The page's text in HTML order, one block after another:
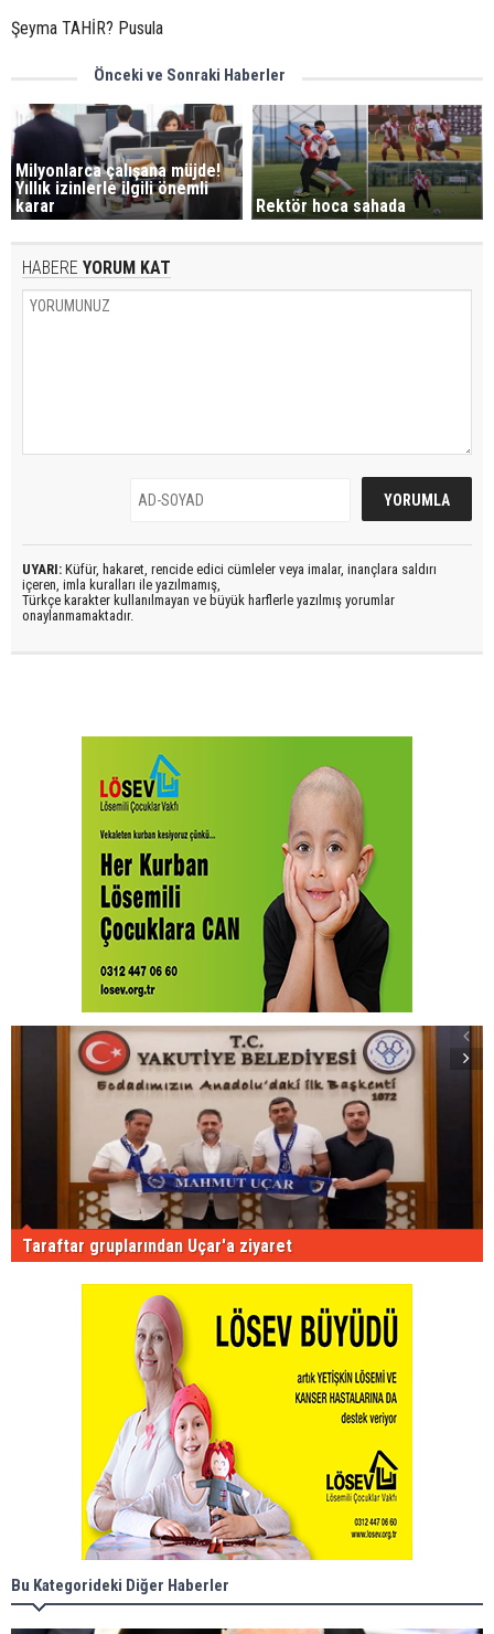
Şeyma TAHİR? Pusula
Önceki ve Sonraki Haberler
Milyonlarca çalışana müjde!
Yıllık izinlerle ilgili önemli
karar
Rektör hoca sahada
HABERE YORUM KAT
UYARI: Küfür, hakaret, rencide edici cümleler veya imalar, inançlara saldırı
içeren, imla kuralları ile yazılmamış,
Türkçe karakter kullanılmayan ve büyük harflerle yazılmış yorumlar
onaylanmamaktadır.
Taraftar gruplarından Uçar'a ziyaret
Bu Kategorideki Diğer Haberler